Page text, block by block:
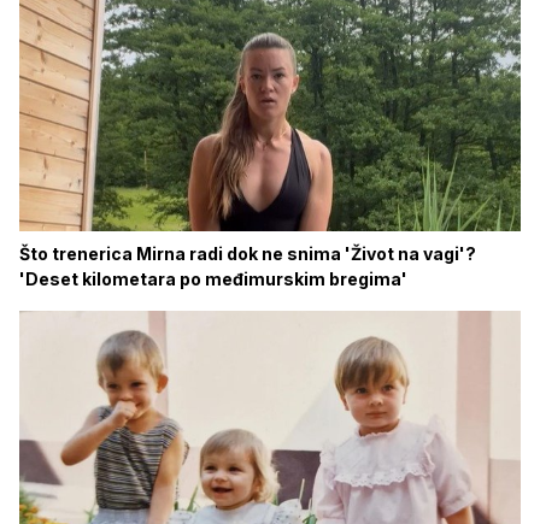
Što trenerica Mirna radi dok ne snima 'Život na vagi'?
'Deset kilometara po međimurskim bregima'